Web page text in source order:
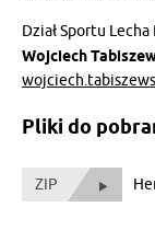
Dział Sportu Lecha
Wojciech
Pliki do
ZIP